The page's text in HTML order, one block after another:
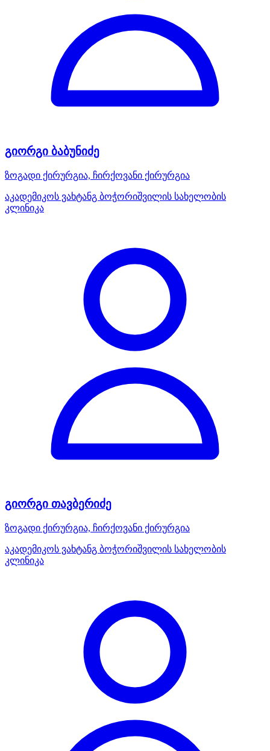
გიორგი ბაბუნიძე
ზოგადი ქირურგია, ჩირქოვანი ქირურგია
აკადემიკოს ვახტანგ ბოჭორიშვილის სახელობის
კლინიკა
გიორგი თავბერიძე
ზოგადი ქირურგია, ჩირქოვანი ქირურგია
აკადემიკოს ვახტანგ ბოჭორიშვილის სახელობის
კლინიკა